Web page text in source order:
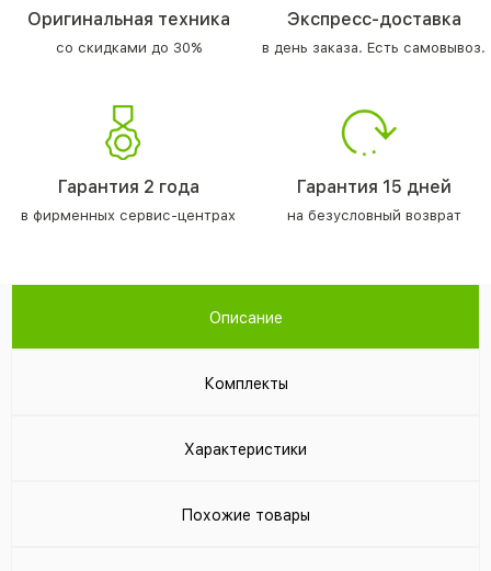
Оригинальная техника
со скидками до 30%
Экспресс-доставка
в день заказа. Есть самовывоз.
Гарантия 2 года
в фирменных сервис-центрах
Гарантия 15 дней
на безусловный возврат
Описание
Комплекты
Характеристики
Похожие товары